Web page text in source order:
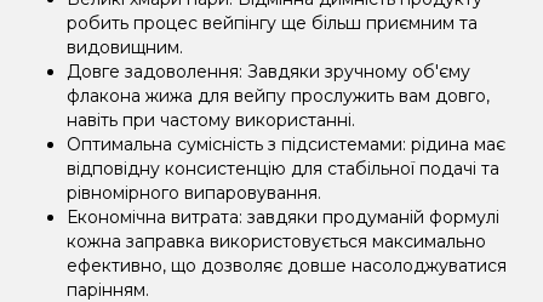
робить процес вейпінгу ще більш приємним та
видовищним.
Довге задоволення: Завдяки зручному об'єму
флакона жижа для вейпу прослужить вам довго,
навіть при частому використанні.
Оптимальна сумісність з підсистемами: рідина має
відповідну консистенцію для стабільної подачі та
рівномірного випаровування.
Економічна витрата: завдяки продуманій формулі
кожна заправка використовується максимально
ефективно, що дозволяє довше насолоджуватися
парінням.